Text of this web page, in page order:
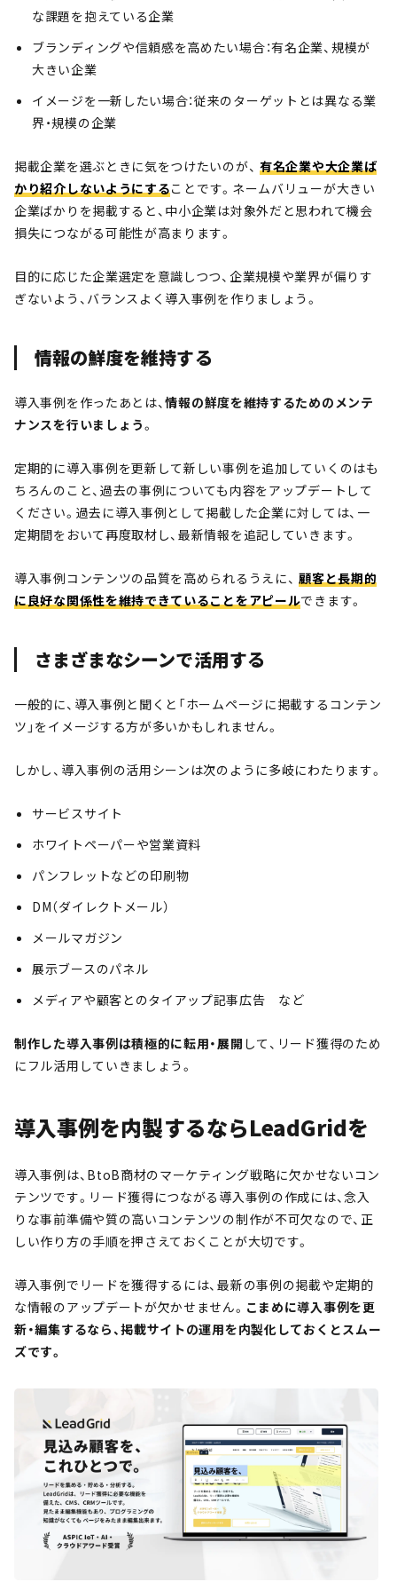
な課題を抱えている企業
ブランディングや信頼感を高めたい場合：有名企業、規模が
大きい企業
イメージを一新したい場合：従来のターゲットとは異なる業
界・規模の企業
掲載企業を選ぶときに気をつけたいのが、有名企業や大企業ば
かり紹介しないようにすることです。ネームバリューが大きい
企業ばかりを掲載すると、中小企業は対象外だと思われて機会
損失につながる可能性が高まります。
目的に応じた企業選定を意識しつつ、企業規模や業界が偏りす
ぎないよう、バランスよく導入事例を作りましょう。
情報の鮮度を維持する
導入事例を作ったあとは、情報の鮮度を維持するためのメンテ
ナンスを行いましょう。
定期的に導入事例を更新して新しい事例を追加していくのはも
ちろんのこと、過去の事例についても内容をアップデートして
ください。過去に導入事例として掲載した企業に対しては、一
定期間をおいて再度取材し、最新情報を追記していきます。
導入事例コンテンツの品質を高められるうえに、顧客と長期的
に良好な関係性を維持できていることをアピールできます。
さまざまなシーンで活用する
一般的に、導入事例と聞くと「ホームページに掲載するコンテン
ツ」をイメージする方が多いかもしれません。
しかし、導入事例の活用シーンは次のように多岐にわたります。
サービスサイト
ホワイトペーパーや営業資料
パンフレットなどの印刷物
DM（ダイレクトメール）
メールマガジン
展示ブースのパネル
メディアや顧客とのタイアップ記事広告 など
制作した導入事例は積極的に転用・展開 して、リード獲得のため
にフル活用していきましょう。
導入事例を内製するならLeadGridを
導入事例は、BtoB商材のマーケティング戦略に欠かせないコン
テンツです。リード獲得につながる導入事例の作成には、念入
りな事前準備や質の高いコンテンツの制作が不可欠なので、正
しい作り方の手順を押さえておくことが大切です。
導入事例でリードを獲得するには、最新の事例の掲載や定期的
な情報のアップデートが欠かせません。 こまめに導入事例を更
新・編集するなら、掲載サイトの運用を内製化しておくとスムー
ズです。